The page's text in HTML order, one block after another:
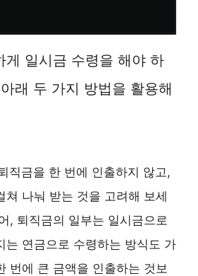
게 일시금 수령을 해야 하
래 두 가지 방법을 활용해
직금을 한 번에 인출하지 않고,
쳐 나눠 받는 것을 고려해 보세
, 퇴직금의 일부는 일시금으로
는 연금으로 수령하는 방식도 가
번에 큰 금액을 인출하는 것보